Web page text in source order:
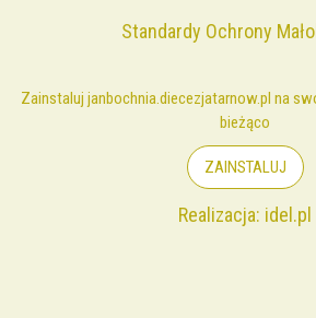
Standardy Ochrony
Zainstaluj janbochnia.diecezjatarnow.pl na
bieżąco
ZAINSTALUJ
Realizacja: idel.pl